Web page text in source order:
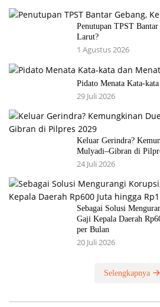
Penutupan TPST
Larut?
1 Agustus 2026
Pidato Menata Kata-
29 Juli 2026
Keluar Gerindra?
Mulyadi–Gibran di
24 Juli 2026
Sebagai Solusi
Gaji Kepala Daerah
per Bulan
20 Juli 2026
Selengkapnya